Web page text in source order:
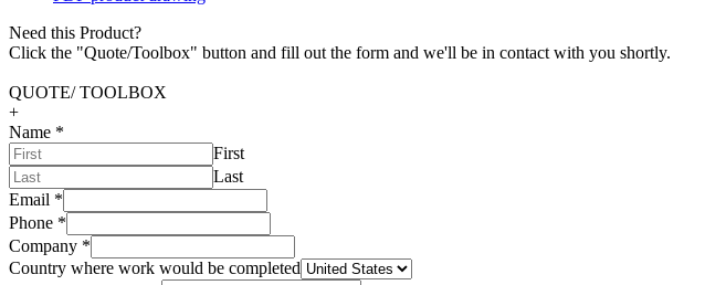
Need this Product?
Click the "Quote/Toolbox" button and fill out the form and we'll be in contact with you shortly.
QUOTE/ TOOLBOX
+
Name *
First
Last
Email *
Phone *
Company *
Country where work would be completed